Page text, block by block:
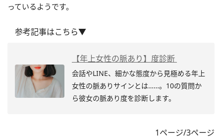
っているようです。
参考記事はこちら▼
【年上女性の脈あり】度診断
会話やLINE、細かな態度から見極める年上
女性の脈ありサインとは……。10の質問か
ら彼女の脈あり度を診断します。
1ページ/3ページ